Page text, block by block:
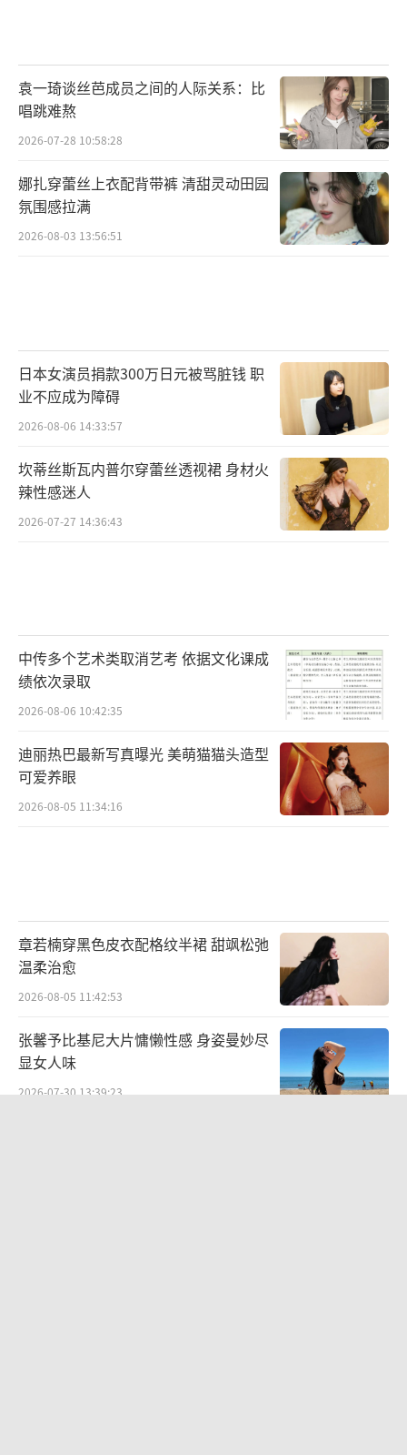
袁一琦谈丝芭成员之间的人际关系：比
唱跳难熬
2026-07-28 10:58:28
娜扎穿蕾丝上衣配背带裤 清甜灵动田园
氛围感拉满
2026-08-03 13:56:51
日本女演员捐款300万日元被骂脏钱 职
业不应成为障碍
2026-08-06 14:33:57
坎蒂丝斯瓦内普尔穿蕾丝透视裙 身材火
辣性感迷人
2026-07-27 14:36:43
中传多个艺术类取消艺考 依据文化课成
绩依次录取
2026-08-06 10:42:35
迪丽热巴最新写真曝光 美萌猫猫头造型
可爱养眼
2026-08-05 11:34:16
章若楠穿黑色皮衣配格纹半裙 甜飒松弛
温柔治愈
2026-08-05 11:42:53
张馨予比基尼大片慵懒性感 身姿曼妙尽
显女人味
2026-07-30 13:39:23